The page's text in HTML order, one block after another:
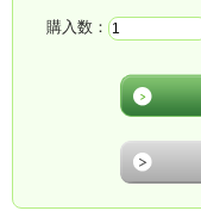
購入数：